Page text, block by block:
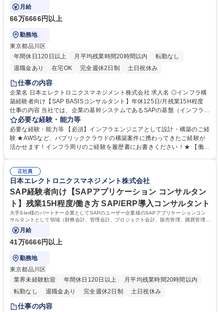
ー・OS・ミドルウェア等）の経験を活かしながら
月給
66万6666円以上
勤務地
東京都品川区
年間休日120日以上
月平均残業時間20時間以内
転勤なし
退職金あり
在宅OK 完全週休2日制 土日祝休み
仕事の内容
企業名 日本エレクトロニクスマネジメント株式会社 求人名 ◎インフラ構
築経験者向け【SAP BASISコンサルタント】年休125日/月残業15H程度
仕事の内容 当社では、企業の基幹システムであるSAPの基盤（インフラ）
領域を担当するエンジニアとしてご活躍いただきます。SAP未経験の方で
も、これまでのITインフラ（サーバー・OS・ミドルウェア等）の経験を活
かしながら キャッチアップいただける環境です。 具体的には、SAPシス
テムの基盤レイヤーにおける要件定義・設計・構築から運用・保守までを
ンスチューニング、障害対応などのSAPシステム保守運用対応などを通じ
て、システムの安定稼働を支える重要なポジションです。 募集職種 ◎イ
ンフラ構築経験者向け【SAP BASISコンサルタント】年休125日/月残業1
5H程度
必要な経験・能力等
必要な経験・能力等 【必須】インフラエンジニアとして設計・構築のご経
験 ★AWSなど、パブリッククラウドの構築案件に携わってきたご経験が
活かせます！インフラ周りのご経験を履歴書にお書きください！★ 【働き
メンバーと協調して組織的に価値を高めていける方 ■明確なキャリアプラ
ンを持ち、その実現に向けて努力を惜しまない方 ■上司などからの指示を
待つのではなく、自らの判断で積極的に行動できる方 学歴・資格 学歴：
大学院 大学 高専 短大 専修学校 高校 語学力： 資格：
正社員
日本エレクトロニクスマネジメント株式会社
SAP経験者向け【SAPアプリケーション コンサルタン
ト】残業15H程度/働き方 SAP/ERP導入コンサルタント
大手SIer様のパートナー企業としてSAPのユーザー企業様のSAPアプリケーションコン
サルタントとして領域（財務会計、管理会計、プロジェクト会計、販売管理、購買管理、
生産管理など）で下記の職務をお任せします
月給
41万6666円以上
勤務地
東京都品川区
業界未経験歓迎
年間休日120日以上
月平均残業時間20時間以内
転勤なし
退職金あり 完全週休2日制 土日祝休み
仕事の内容